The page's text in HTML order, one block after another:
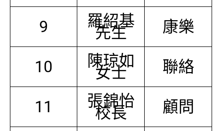
9 羅紹基
先生 康樂
10 陳琼如
女士 聯絡
11 張錦怡
校長 顧問